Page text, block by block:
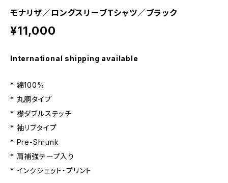
モナリザ／ロングスリーブTシャツ／ブラック
¥11,000
International shipping available
* 綿100%
* 丸胴タイプ
* 襟ダブルステッチ
* 袖リブタイプ
* Pre-Shrunk
* 肩補強テープ入り
* インクジェット・プリント